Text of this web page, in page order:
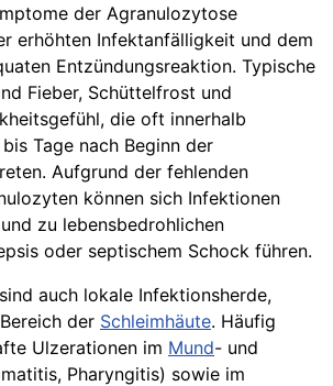
der Agranulozytose
erhöhten Infektanfälligkeit und dem
Entzündungsreaktion. Typische
Fieber, Schüttelfrost und
die oft innerhalb
Tage nach Beginn der
Aufgrund der fehlenden
können sich Infektionen
zu lebensbedrohlichen
oder septischem Schock führen.
auch lokale Infektionsherde,
der Schleimhäute. Häufig
Ulzerationen im Mund- und
Pharyngitis) sowie im